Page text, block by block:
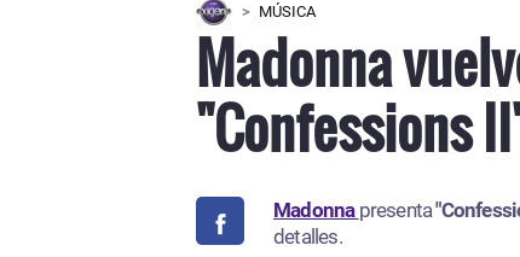
MÚSICA
Madonna
"Confessions
Madonna presenta
detalles.